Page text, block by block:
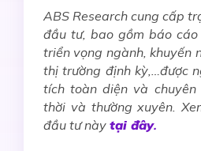
ABS Research cung cấp
đầu tư, bao gồm báo
triển vọng ngành, khuyến
thị trường định kỳ,…được
tích toàn diện và
thời và thường xuyên.
đầu tư này tại đây.